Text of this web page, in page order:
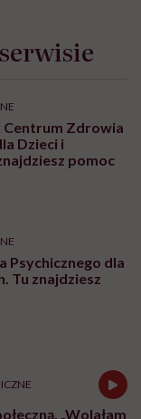
Centrum Zdrowia
Dzieci i
pomoc
Psychicznego dla
Tu znajdziesz
„Wolałam